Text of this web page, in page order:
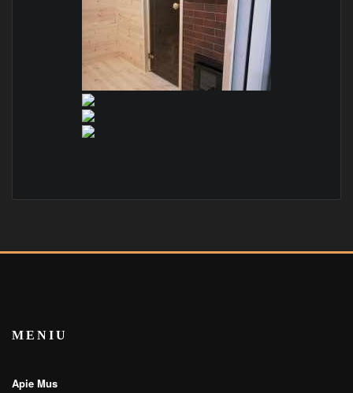
MENIU
Apie Mus